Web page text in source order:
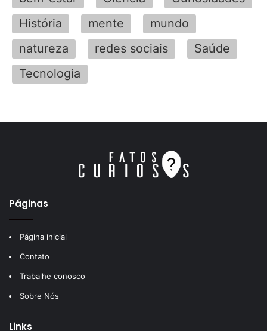
História
mente
mundo
natureza
redes sociais
Saúde
Tecnologia
Páginas
Página inicial
Contato
Trabalhe conosco
Sobre Nós
Links